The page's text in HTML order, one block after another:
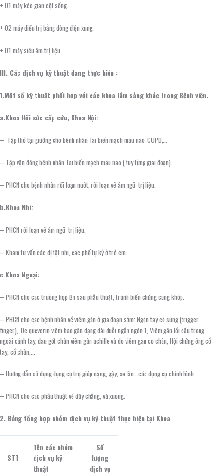
+ 01 máy kéo giãn cột sống.
+ 02 máy điều trị bằng dòng điện xung.
+ 01 máy siêu âm trị liệu
III. Các dịch vụ kỹ thuật đang thực hiện :
1.Một số kỹ thuật phối hợp với các khoa lâm sàng khác trong Bệnh viện.
a.Khoa Hồi sức cấp cứu, Khoa Nội:
– Tập thở tại giường cho bênh nhân Tai biến mạch máu não, COPD,…
– Tập vận đông bênh nhân Tai biến mạch máu não ( tùy từng giai đoạn).
– PHCN cho bệnh nhân rối loạn nuốt, rối loạn về âm ngữ trị liệu.
b.Khoa Nhi:
– PHCN rối loạn về âm ngữ trị liệu.
– Khám tư vấn các dị tật nhi, các phổ tự kỷ ở trẻ em.
c.Khoa Ngoại:
– PHCN cho các trường hợp Bn sau phẫu thuật, tránh biến chứng cứng khớp.
– PHCN cho các bệnh nhân về viêm gân ở gia đoạn sớm: Ngón tay cò súng (trigger
finger), De queverin viêm bao gân dạng dài duỗi ngắn ngón 1, Viêm gân lồi cầu trong
ngoài cánh tay, đau gót chân viêm gân achille và do viêm gan cơ chân, Hội chứng ống cổ
tay, cổ chân,…
– Hướng dẫn sử dụng dụng cụ trợ giúp nạng, gậy, xe lăn…các dụng cụ chỉnh hình
– PHCN cho các phẫu thuật về dây chằng, và xương.
2. Bảng tổng hợp nhóm dịch vụ kỹ thuật thực hiện tại Khoa
STT
Tên các nhóm
dịch vụ kỹ
thuật
Số
lượng
dịch vụ